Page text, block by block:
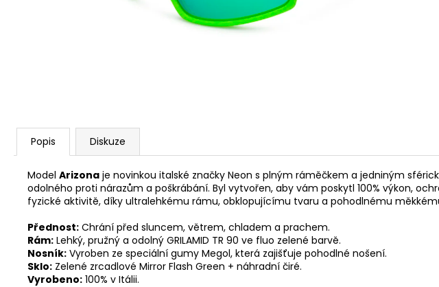
Popis Diskuze
Model Arizona je novinkou italské značky Neon s plným ráměčkem a jedniným
odolného proti nárazům a poškrábání. Byl vytvořen, aby vám poskytl 100% výkon,
fyzické aktivitě, díky ultralehkému rámu, obklopujícímu tvaru a pohodlnému
Přednost: Chrání před sluncem, větrem, chladem a prachem.
Rám: Lehký, pružný a odolný GRILAMID TR 90 ve fluo zelené barvě.
Nosník: Vyroben ze speciální gumy Megol, která zajišťuje pohodlné nošení.
Sklo: Zelené zrcadlové Mirror Flash Green + náhradní čiré.
Vyrobeno: 100% v Itálii.
CYKLISTICKÁ ČEPIČKA ADC